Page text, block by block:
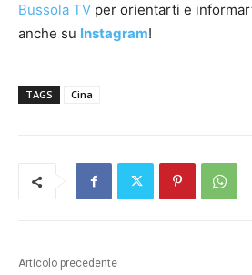
Bussola TV per orientarti e
anche su Instagram!
TAGS Cina
Articolo precedente